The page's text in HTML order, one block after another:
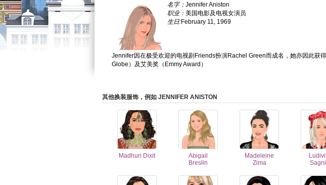
名字： Jennifer Aniston
职业： 美国电影及电视女演员
生日:February 11, 1969
Jennifer因在极受欢迎的电视剧Friends扮演Rachel Green而成名，她亦因此获
Globe）及艾美奖（Emmy Award）
其他换装服饰，例如 JENNIFER ANISTON
Madhuri Dixit
Abigail
Breslin
Madeleine
Zima